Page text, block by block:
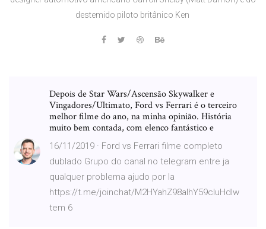
destemido piloto britânico Ken
Depois de Star Wars/Ascensão Skywalker e
Vingadores/Ultimato, Ford vs Ferrari é o terceiro
melhor filme do ano, na minha opinião. História
muito bem contada, com elenco fantástico e
16/11/2019 · Ford vs Ferrari filme completo
dublado Grupo do canal no telegram entre ja
qualquer problema ajudo por la
https://t.me/joinchat/M2HYahZ98aIhY59cluHdIw
tem 6